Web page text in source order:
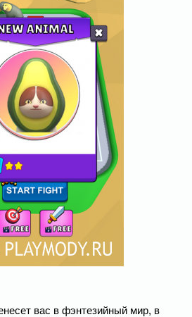
вас в фэнтезийный мир, в